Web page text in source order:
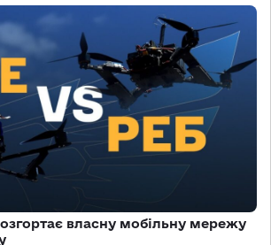
власну мобільну мережу